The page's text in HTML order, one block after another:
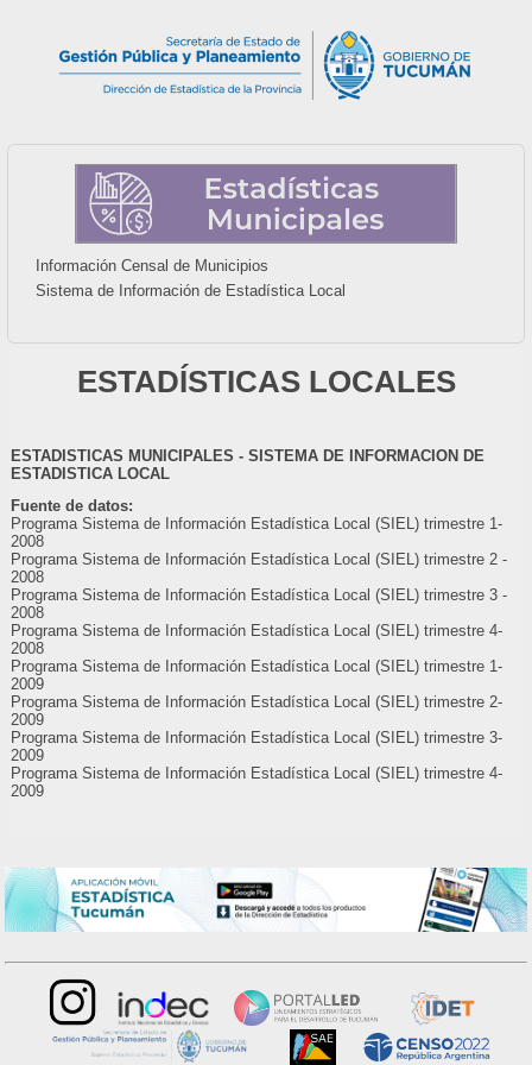
Información Censal de Municipios
Sistema de Información de Estadística Local
ESTADÍSTICAS LOCALES
ESTADISTICAS MUNICIPALES - SISTEMA DE INFORMACION DE
ESTADISTICA LOCAL
Fuente de datos:
Programa Sistema de Información Estadística Local (SIEL) trimestre 1-
2008
Programa Sistema de Información Estadística Local (SIEL) trimestre 2 -
2008
Programa Sistema de Información Estadística Local (SIEL) trimestre 3 -
2008
Programa Sistema de Información Estadística Local (SIEL) trimestre 4-
2008
Programa Sistema de Información Estadística Local (SIEL) trimestre 1-
2009
Programa Sistema de Información Estadística Local (SIEL) trimestre 2-
2009
Programa Sistema de Información Estadística Local (SIEL) trimestre 3-
2009
Programa Sistema de Información Estadística Local (SIEL) trimestre 4-
2009